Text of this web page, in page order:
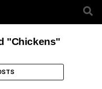
"Chickens"